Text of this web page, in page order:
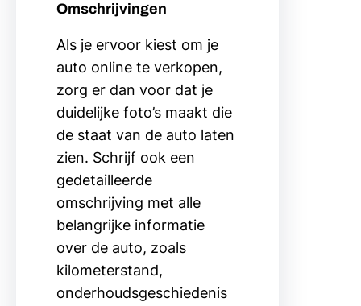
Omschrijvingen
Als je ervoor kiest om je
auto online te verkopen,
zorg er dan voor dat je
duidelijke foto’s maakt die
de staat van de auto laten
zien. Schrijf ook een
gedetailleerde
omschrijving met alle
belangrijke informatie
over de auto, zoals
kilometerstand,
onderhoudsgeschiedenis